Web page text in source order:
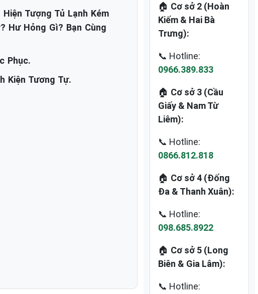
Tượng Tủ Lạnh Kém
Hư Hỏng Gì? Bạn Cùng
Phục.
Kiện Tương Tự.
🏠 Cơ sở 2 (Hoàn
Kiếm & Hai Bà
Trưng):
📞 Hotline:
0966.389.833
🏠 Cơ sở 3 (Cầu
Giấy & Nam Từ
Liêm):
📞 Hotline:
0866.812.818
🏠 Cơ sở 4 (Đống
Đa & Thanh Xuân):
📞 Hotline:
098.685.8922
🏠 Cơ sở 5 (Long
Biên & Gia Lâm):
📞 Hotline: